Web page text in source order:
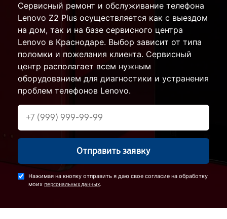
Сервисный ремонт и обслуживание телефона
Lenovo Z2 Plus осуществляется как с выездом
на дом, так и на базе сервисного центра
Lenovo в Краснодаре. Выбор зависит от типа
поломки и пожелания клиента. Сервисный
центр располагает всем нужным
оборудованием для диагностики и устранения
проблем телефонов Lenovo.
Отправить заявку
Нажимая на кнопку отправить я даю свое согласие на обработку
моих персональных данных.